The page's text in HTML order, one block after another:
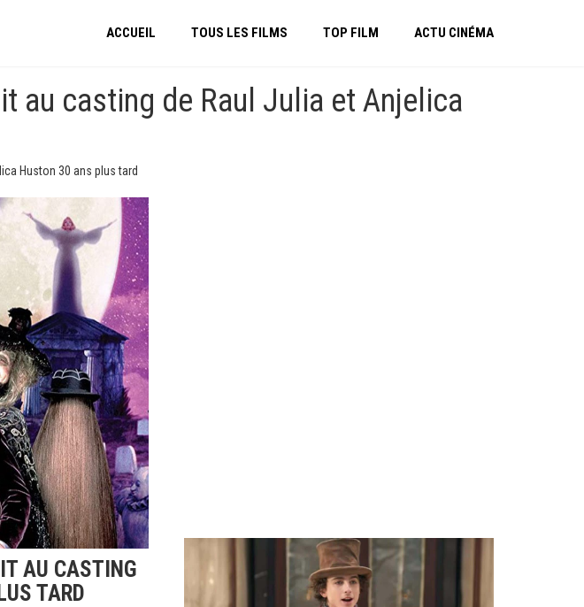
ACCUEIL TOUS LES FILMS TOP FILM ACTU CINÉMA
au casting de Raul Julia et Anjelica
Huston 30 ans plus tard
AU CASTING
TARD